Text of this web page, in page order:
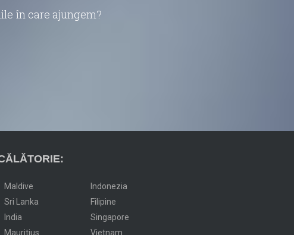
în care ajungem?
Maldive
Sri Lanka
India
Mauritius
Indonezia
Filipine
Singapore
Vietnam